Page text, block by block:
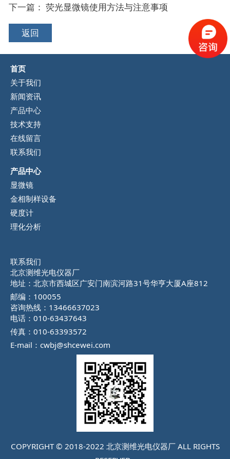
下一篇： 荧光显微镜使用方法与注意事项
返回
首页
关于我们
新闻资讯
产品中心
技术支持
在线留言
联系我们
产品中心
显微镜
金相制样设备
硬度计
理化分析
联系我们
北京测维光电仪器厂
地址：北京市西城区广安门南滨河路31号华亨大厦A座812
邮编：100055
咨询热线：13466637023
电话：010-63437643
传真：010-63393572
E-mail：cwbj@shcewei.com
COPYRIGHT © 2018-2022 北京测维光电仪器厂 ALL RIGHTS